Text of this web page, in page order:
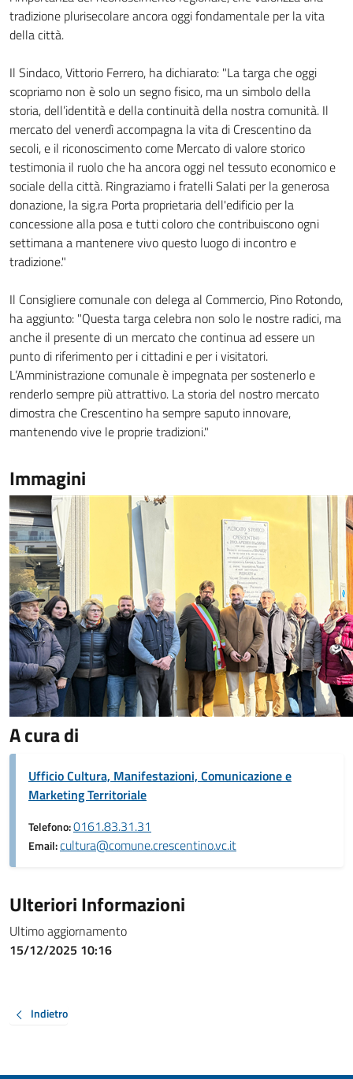
tradizione plurisecolare ancora oggi fondamentale per la vita
della città.
Il Sindaco, Vittorio Ferrero, ha dichiarato: "La targa che oggi
scopriamo non è solo un segno fisico, ma un simbolo della
storia, dell’identità e della continuità della nostra comunità. Il
mercato del venerdì accompagna la vita di Crescentino da
secoli, e il riconoscimento come Mercato di valore storico
testimonia il ruolo che ha ancora oggi nel tessuto economico e
sociale della città. Ringraziamo i fratelli Salati per la generosa
donazione, la sig.ra Porta proprietaria dell'edificio per la
concessione alla posa e tutti coloro che contribuiscono ogni
settimana a mantenere vivo questo luogo di incontro e
tradizione."
Il Consigliere comunale con delega al Commercio, Pino Rotondo,
ha aggiunto: "Questa targa celebra non solo le nostre radici, ma
anche il presente di un mercato che continua ad essere un
punto di riferimento per i cittadini e per i visitatori.
L’Amministrazione comunale è impegnata per sostenerlo e
renderlo sempre più attrattivo. La storia del nostro mercato
dimostra che Crescentino ha sempre saputo innovare,
mantenendo vive le proprie tradizioni."
Immagini
A cura di
Ufficio Cultura, Manifestazioni, Comunicazione e
Marketing Territoriale
Telefono:0161.83.31.31
Email:cultura@comune.crescentino.vc.it
Ulteriori Informazioni
Ultimo aggiornamento
15/12/2025 10:16
Indietro